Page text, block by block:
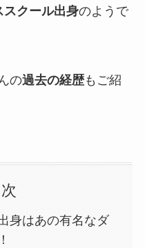
スクール出身のようで
の過去の経歴もご紹
身はあの有名なダ